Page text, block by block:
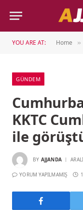
YOU ARE AT: Home »
GÜNDEM
KKTC
ile
BY AJJANDA
YORUM YAPILMAMIŞ